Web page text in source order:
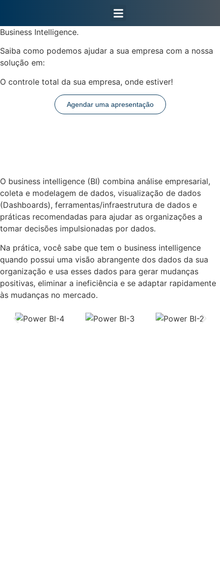
Business Intelligence.
Saiba como podemos ajudar a sua empresa com a nossa
solução em:
O controle total da sua empresa, onde estiver!
Agendar uma apresentação
O business intelligence (BI) combina análise empresarial,
coleta e modelagem de dados, visualização de dados
(Dashboards), ferramentas/infraestrutura de dados e
práticas recomendadas para ajudar as organizações a
tomar decisões impulsionadas por dados.
Na prática, você sabe que tem o business intelligence
quando possui uma visão abrangente dos dados da sua
organização e usa esses dados para gerar mudanças
positivas, eliminar a ineficiência e se adaptar rapidamente
às mudanças no mercado.